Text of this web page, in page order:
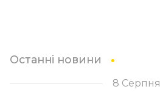
Останні новини
8 Серпня